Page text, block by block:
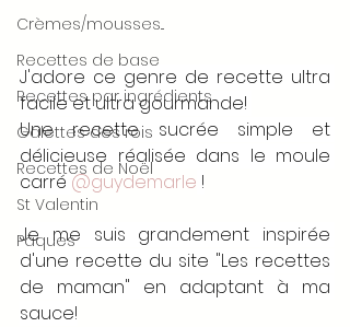
Crèmes/mousses...
Recettes de base
Recettes par ingrédients
Galettes des rois
Recettes de Noël
St Valentin
Pâques
J'adore ce genre de recette ultra
facile et ultra gourmande!
Une recette sucrée simple et
délicieuse réalisée dans le moule
carré @guydemarle !
Je me suis grandement inspirée
d'une recette du site "Les recettes
de maman" en adaptant à ma
sauce!